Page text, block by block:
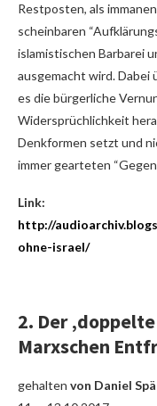
Restposten, als
scheinbaren
islamistischen Barbarei
ausgemacht wird.
es die bürgerliche
Widersprüchlichkeit
Denkformen setzt und
immer gearteten
Link:
http://
ohne-israel/
2. Der
Marxschen
gehalten von Daniel